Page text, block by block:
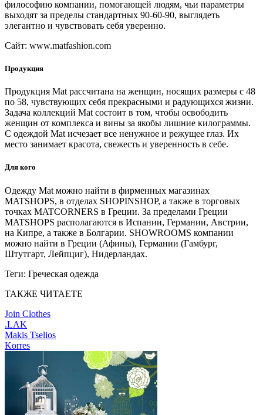
философию компании, помогающей людям, чьи параметры
выходят за пределы стандартных 90-60-90, выглядеть
элегантно и чувствовать себя уверенно.
Сайт: www.matfashion.com
Продукция
Продукция Mat рассчитана на женщин, носящих размеры с 48
по 58, чувствующих себя прекрасными и радующихся жизни.
Задача коллекций Mat состоит в том, чтобы освободить
женщин от комплекса и вины за якобы лишние килограммы.
С одеждой Mat исчезает все ненужное и режущее глаз. Их
место занимает красота, свежесть и уверенность в себе.
Для кого
Одежду Mat можно найти в фирменных магазинах
MATSHOPS, в отделах SHOPINSHOP, а также в торговых
точках MATCORNERS в Греции. За пределами Греции
MATSHOPS располагаются в Испании, Германии, Австрии,
на Кипре, а также в Болгарии. SHOWROOMS компании
можно найти в Греции (Афины), Германии (Гамбург,
Штутгарт, Лейпциг), Нидерландах.
Теги: Греческая одежда
ТАКЖЕ ЧИТАЕТЕ
Join Clothes
.LAK
Makis Tselios
Korres